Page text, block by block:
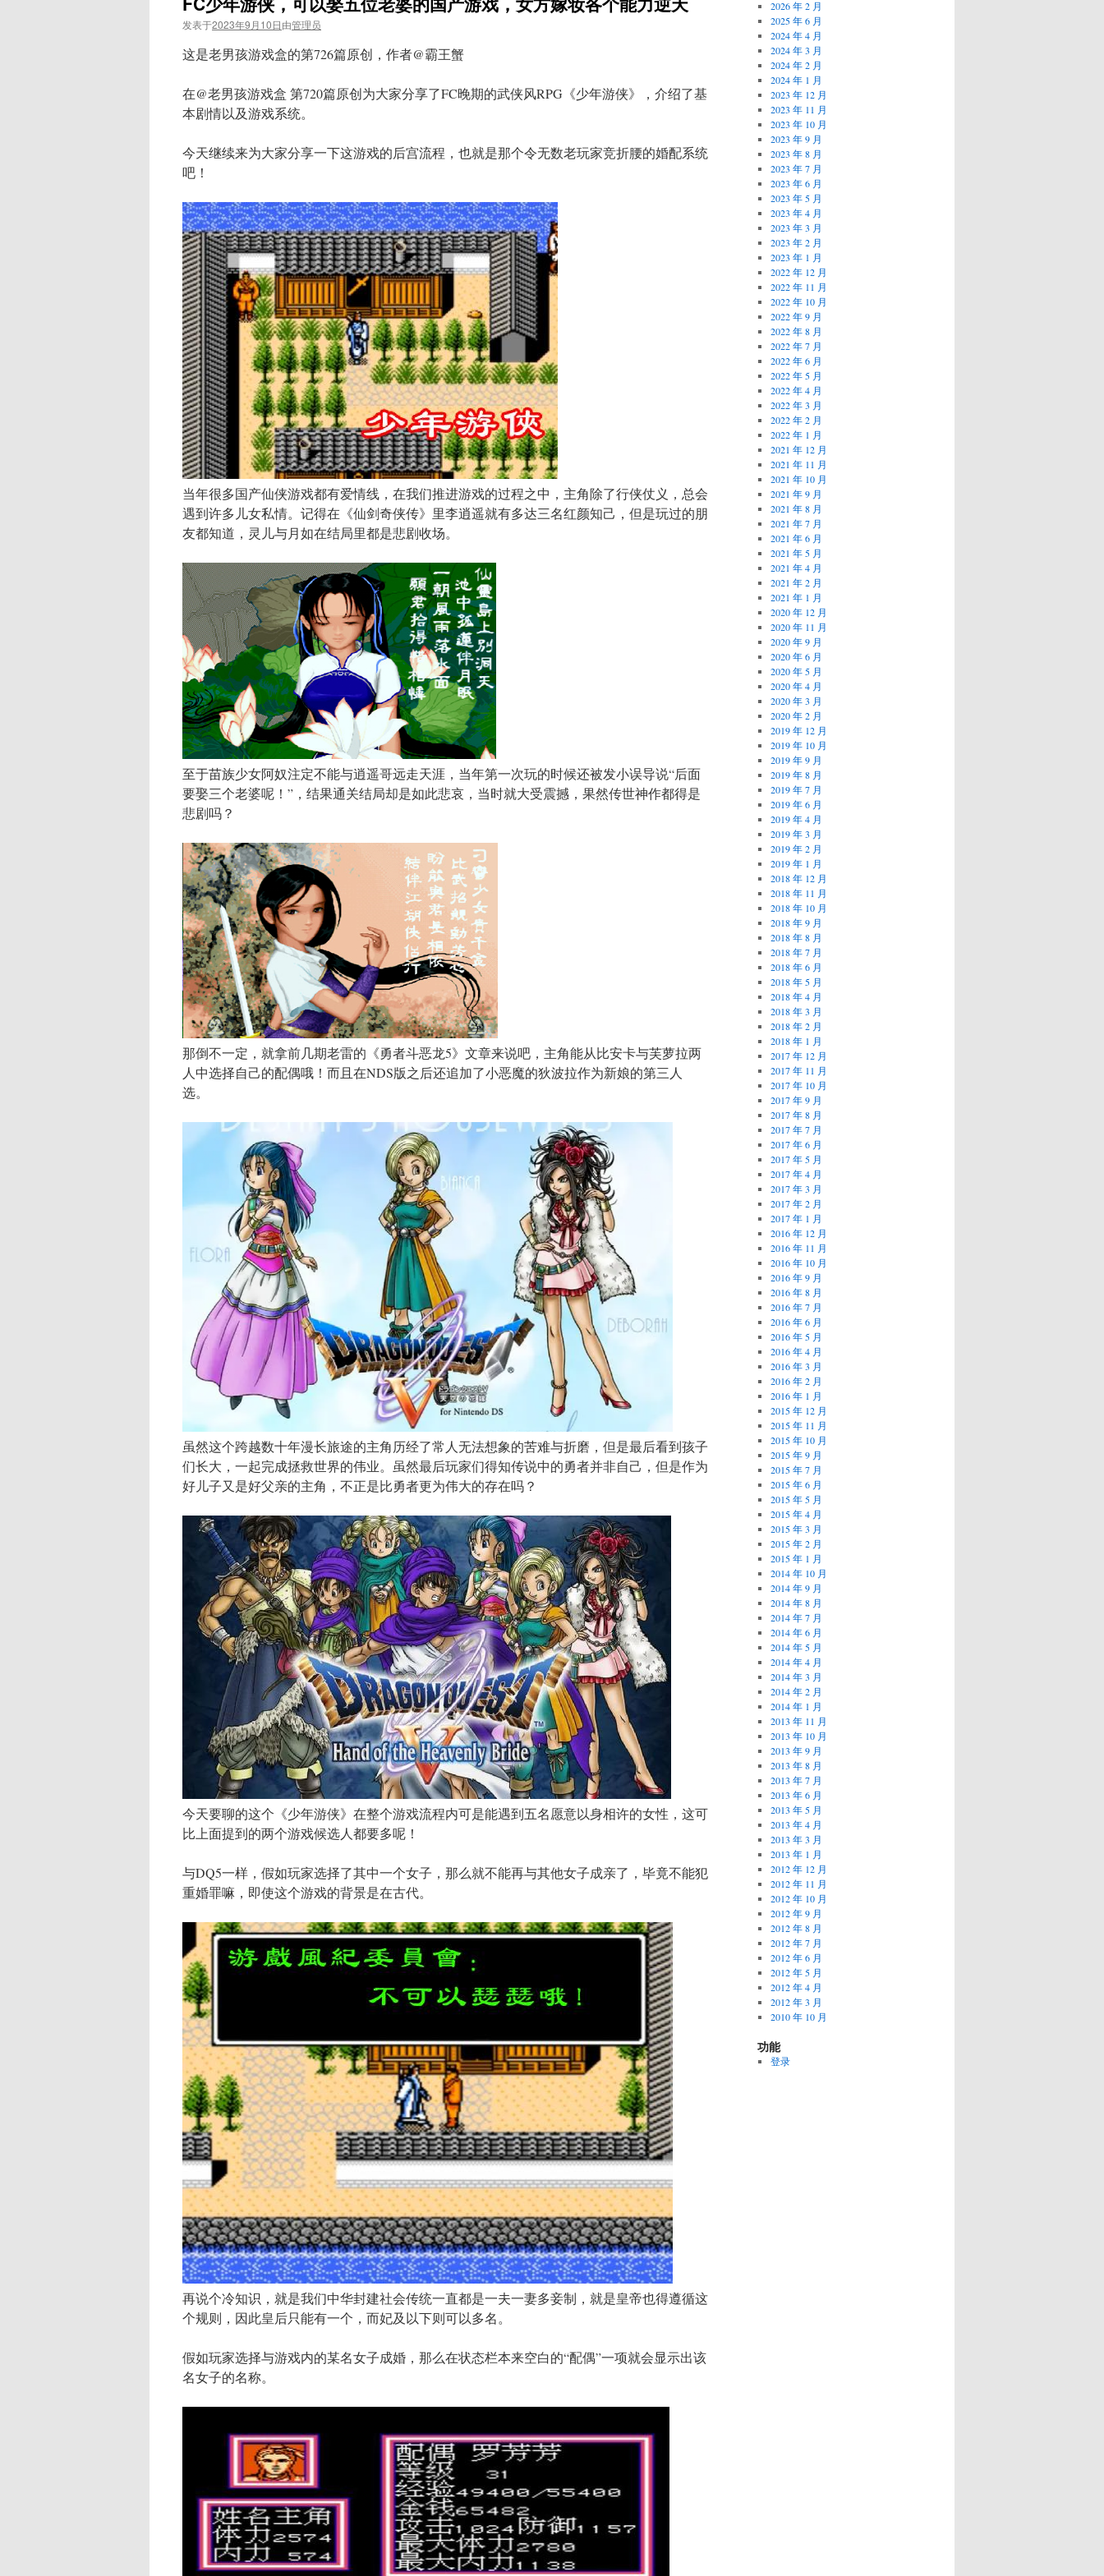
发表于2023年9月10日由管理员
这是老男孩游戏盒的第726篇原创，作者@霸王蟹
在@老男孩游戏盒 第720篇原创为大家分享了FC晚期的武侠风RPG《少年游侠》，介绍了基
本剧情以及游戏系统。
今天继续来为大家分享一下这游戏的后宫流程，也就是那个令无数老玩家竞折腰的婚配系统
吧！
当年很多国产仙侠游戏都有爱情线，在我们推进游戏的过程之中，主角除了行侠仗义，总会
遇到许多儿女私情。记得在《仙剑奇侠传》里李逍遥就有多达三名红颜知己，但是玩过的朋
友都知道，灵儿与月如在结局里都是悲剧收场。
至于苗族少女阿奴注定不能与逍遥哥远走天涯，当年第一次玩的时候还被发小误导说“后面
要娶三个老婆呢！”，结果通关结局却是如此悲哀，当时就大受震撼，果然传世神作都得是
悲剧吗？
那倒不一定，就拿前几期老雷的《勇者斗恶龙5》文章来说吧，主角能从比安卡与芙萝拉两
人中选择自己的配偶哦！而且在NDS版之后还追加了小恶魔的狄波拉作为新娘的第三人
选。
虽然这个跨越数十年漫长旅途的主角历经了常人无法想象的苦难与折磨，但是最后看到孩子
们长大，一起完成拯救世界的伟业。虽然最后玩家们得知传说中的勇者并非自己，但是作为
好儿子又是好父亲的主角，不正是比勇者更为伟大的存在吗？
今天要聊的这个《少年游侠》在整个游戏流程内可是能遇到五名愿意以身相许的女性，这可
比上面提到的两个游戏候选人都要多呢！
与DQ5一样，假如玩家选择了其中一个女子，那么就不能再与其他女子成亲了，毕竟不能犯
重婚罪嘛，即使这个游戏的背景是在古代。
再说个冷知识，就是我们中华封建社会传统一直都是一夫一妻多妾制，就是皇帝也得遵循这
个规则，因此皇后只能有一个，而妃及以下则可以多名。
假如玩家选择与游戏内的某名女子成婚，那么在状态栏本来空白的“配偶”一项就会显示出该
名女子的名称。
2026 年 2 月
2025 年 6 月
2024 年 4 月
2024 年 3 月
2024 年 2 月
2024 年 1 月
2023 年 12 月
2023 年 11 月
2023 年 10 月
2023 年 9 月
2023 年 8 月
2023 年 7 月
2023 年 6 月
2023 年 5 月
2023 年 4 月
2023 年 3 月
2023 年 2 月
2023 年 1 月
2022 年 12 月
2022 年 11 月
2022 年 10 月
2022 年 9 月
2022 年 8 月
2022 年 7 月
2022 年 6 月
2022 年 5 月
2022 年 4 月
2022 年 3 月
2022 年 2 月
2022 年 1 月
2021 年 12 月
2021 年 11 月
2021 年 10 月
2021 年 9 月
2021 年 8 月
2021 年 7 月
2021 年 6 月
2021 年 5 月
2021 年 4 月
2021 年 2 月
2021 年 1 月
2020 年 12 月
2020 年 11 月
2020 年 9 月
2020 年 6 月
2020 年 5 月
2020 年 4 月
2020 年 3 月
2020 年 2 月
2019 年 12 月
2019 年 10 月
2019 年 9 月
2019 年 8 月
2019 年 7 月
2019 年 6 月
2019 年 4 月
2019 年 3 月
2019 年 2 月
2019 年 1 月
2018 年 12 月
2018 年 11 月
2018 年 10 月
2018 年 9 月
2018 年 8 月
2018 年 7 月
2018 年 6 月
2018 年 5 月
2018 年 4 月
2018 年 3 月
2018 年 2 月
2018 年 1 月
2017 年 12 月
2017 年 11 月
2017 年 10 月
2017 年 9 月
2017 年 8 月
2017 年 7 月
2017 年 6 月
2017 年 5 月
2017 年 4 月
2017 年 3 月
2017 年 2 月
2017 年 1 月
2016 年 12 月
2016 年 11 月
2016 年 10 月
2016 年 9 月
2016 年 8 月
2016 年 7 月
2016 年 6 月
2016 年 5 月
2016 年 4 月
2016 年 3 月
2016 年 2 月
2016 年 1 月
2015 年 12 月
2015 年 11 月
2015 年 10 月
2015 年 9 月
2015 年 7 月
2015 年 6 月
2015 年 5 月
2015 年 4 月
2015 年 3 月
2015 年 2 月
2015 年 1 月
2014 年 10 月
2014 年 9 月
2014 年 8 月
2014 年 7 月
2014 年 6 月
2014 年 5 月
2014 年 4 月
2014 年 3 月
2014 年 2 月
2014 年 1 月
2013 年 11 月
2013 年 10 月
2013 年 9 月
2013 年 8 月
2013 年 7 月
2013 年 6 月
2013 年 5 月
2013 年 4 月
2013 年 3 月
2013 年 1 月
2012 年 12 月
2012 年 11 月
2012 年 10 月
2012 年 9 月
2012 年 8 月
2012 年 7 月
2012 年 6 月
2012 年 5 月
2012 年 4 月
2012 年 3 月
2010 年 10 月
功能
登录